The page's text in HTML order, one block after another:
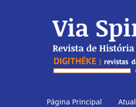
Página Principal Atual